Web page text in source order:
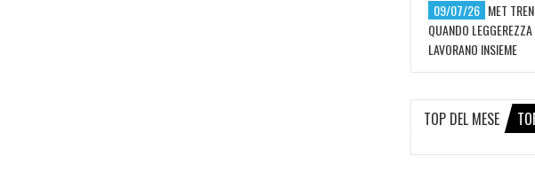
09/07/26 MET
QUANDO
LAVORANO INSIEME
TOP DEL MESE